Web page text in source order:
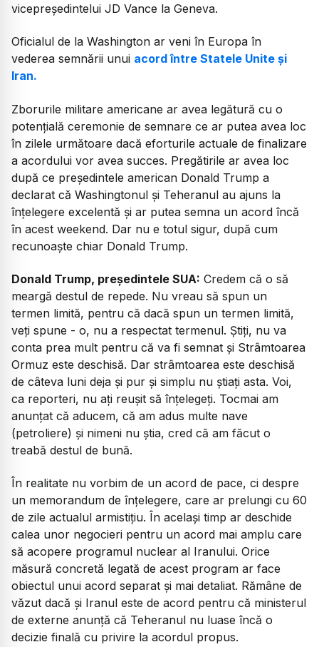
vicepreședintelui JD Vance la Geneva.
Oficialul de la Washington ar veni în Europa în
vederea semnării unui acord între Statele Unite și
Iran.
Zborurile militare americane ar avea legătură cu o
potențială ceremonie de semnare ce ar putea avea loc
în zilele următoare dacă eforturile actuale de finalizare
a acordului vor avea succes. Pregătirile ar avea loc
după ce președintele american Donald Trump a
declarat că Washingtonul și Teheranul au ajuns la
înțelegere excelentă și ar putea semna un acord încă
în acest weekend. Dar nu e totul sigur, după cum
recunoaște chiar Donald Trump.
Donald Trump, președintele SUA: Credem că o să
meargă destul de repede. Nu vreau să spun un
termen limită, pentru că dacă spun un termen limită,
veți spune - o, nu a respectat termenul. Știți, nu va
conta prea mult pentru că va fi semnat și Strâmtoarea
Ormuz este deschisă. Dar strâmtoarea este deschisă
de câteva luni deja și pur și simplu nu știați asta. Voi,
ca reporteri, nu ați reușit să înțelegeți. Tocmai am
anunțat că aducem, că am adus multe nave
(petroliere) și nimeni nu știa, cred că am făcut o
treabă destul de bună.
În realitate nu vorbim de un acord de pace, ci despre
un memorandum de înțelegere, care ar prelungi cu 60
de zile actualul armistițiu. În același timp ar deschide
calea unor negocieri pentru un acord mai amplu care
să acopere programul nuclear al Iranului. Orice
măsură concretă legată de acest program ar face
obiectul unui acord separat și mai detaliat. Rămâne de
văzut dacă și Iranul este de acord pentru că ministerul
de externe anunță că Teheranul nu luase încă o
decizie finală cu privire la acordul propus.